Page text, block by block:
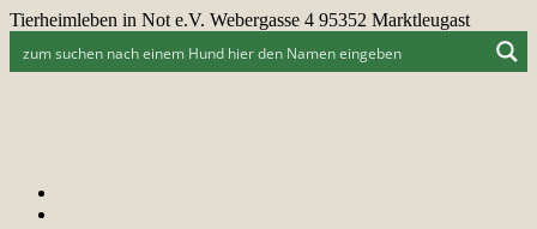
Tierheimleben in Not e.V. Webergasse 4 95352 Marktleugast